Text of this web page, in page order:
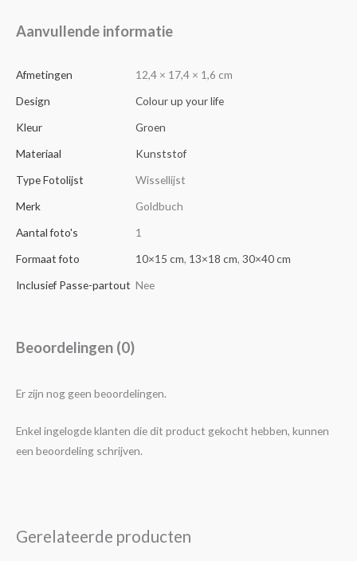
Aanvullende informatie
Afmetingen
12,4 × 17,4 × 1,6 cm
Design
Colour up your life
Kleur
Groen
Materiaal
Kunststof
Type Fotolijst
Wissellijst
Merk
Goldbuch
Aantal foto's
1
Formaat foto
10×15 cm, 13×18 cm, 30×40 cm
Inclusief Passe-partout Nee
Beoordelingen (0)
Er zijn nog geen beoordelingen.
Enkel ingelogde klanten die dit product gekocht hebben, kunnen
een beoordeling schrijven.
Gerelateerde producten